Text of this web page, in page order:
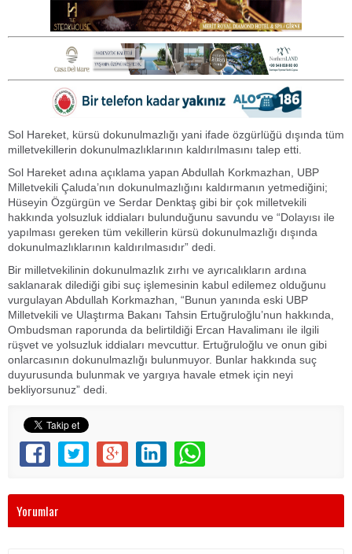
Sol Hareket, kürsü dokunulmazlığı yani ifade özgürlüğü dışında tüm
milletvekillerin dokunulmazlıklarının kaldırılmasını talep etti.
Sol Hareket adına açıklama yapan Abdullah Korkmazhan, UBP
Milletvekili Çaluda’nın dokunulmazlığını kaldırmanın yetmediğini;
Hüseyin Özgürgün ve Serdar Denktaş gibi bir çok milletvekili
hakkında yolsuzluk iddiaları bulunduğunu savundu ve “Dolayısı ile
yapılması gereken tüm vekillerin kürsü dokunulmazlığı dışında
dokunulmazlıklarının kaldırılmasıdır” dedi.
Bir milletvekilinin dokunulmazlık zırhı ve ayrıcalıkların ardına
saklanarak dilediği gibi suç işlemesinin kabul edilemez olduğunu
vurgulayan Abdullah Korkmazhan, “Bunun yanında eski UBP
Milletvekili ve Ulaştırma Bakanı Tahsin Ertuğruloğlu’nun hakkında,
Ombudsman raporunda da belirtildiği Ercan Havalimanı ile ilgili
rüşvet ve yolsuzluk iddiaları mevcuttur. Ertuğruloğlu ve onun gibi
onlarcasının dokunulmazlığı bulunmuyor. Bunlar hakkında suç
duyurusunda bulunmak ve yargıya havale etmek için neyi
bekliyorsunuz” dedi.
Yorumlar